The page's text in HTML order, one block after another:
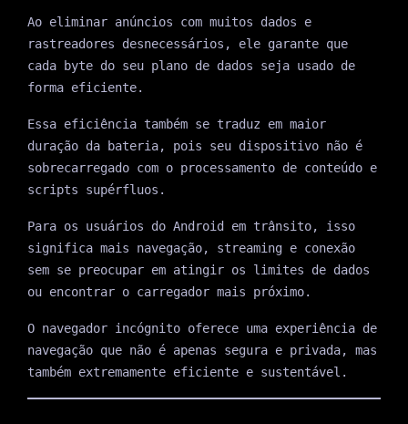
Ao eliminar anúncios com muitos dados e
rastreadores desnecessários, ele garante que
cada byte do seu plano de dados seja usado de
forma eficiente.
Essa eficiência também se traduz em maior
duração da bateria, pois seu dispositivo não é
sobrecarregado com o processamento de conteúdo e
scripts supérfluos.
Para os usuários do Android em trânsito, isso
significa mais navegação, streaming e conexão
sem se preocupar em atingir os limites de dados
ou encontrar o carregador mais próximo.
O navegador incógnito oferece uma experiência de
navegação que não é apenas segura e privada, mas
também extremamente eficiente e sustentável.